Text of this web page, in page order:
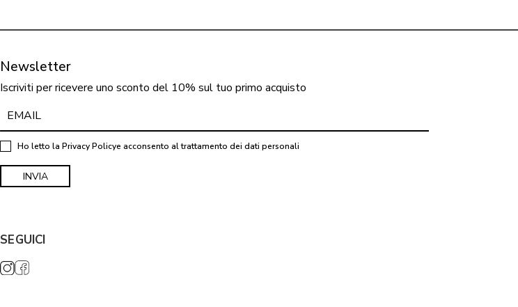
Newsletter
Iscriviti per ricevere uno sconto del 10% sul tuo primo acquisto
Ho letto laPrivacy Policye acconsento al trattamento dei dati personali
SEGUICI